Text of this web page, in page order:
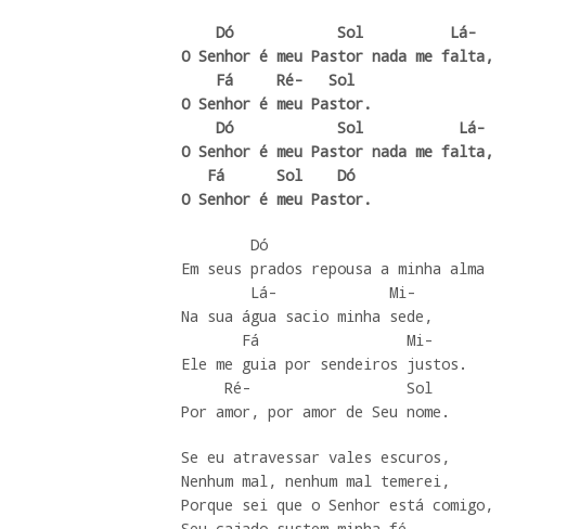
O Senhor é meu Pastor nada me falta,
O Senhor é meu Pastor.
O Senhor é meu Pastor nada me falta,
O Senhor é meu Pastor.
Em seus prados repousa a minha alma
Na sua água sacio minha sede,
Ele me guia por sendeiros justos.
Por amor, por amor de Seu nome.
Se eu atravessar vales escuros,
Nenhum mal, nenhum mal temerei,
Porque sei que o Senhor está comigo,